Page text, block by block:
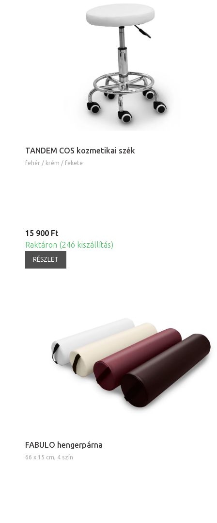
TANDEM COS kozmetikai szék
fehér / krém / fekete
15 900 Ft
Raktáron (24ó kiszállítás)
RÉSZLET
FABULO hengerpárna
66 x 15 cm, 4 szín